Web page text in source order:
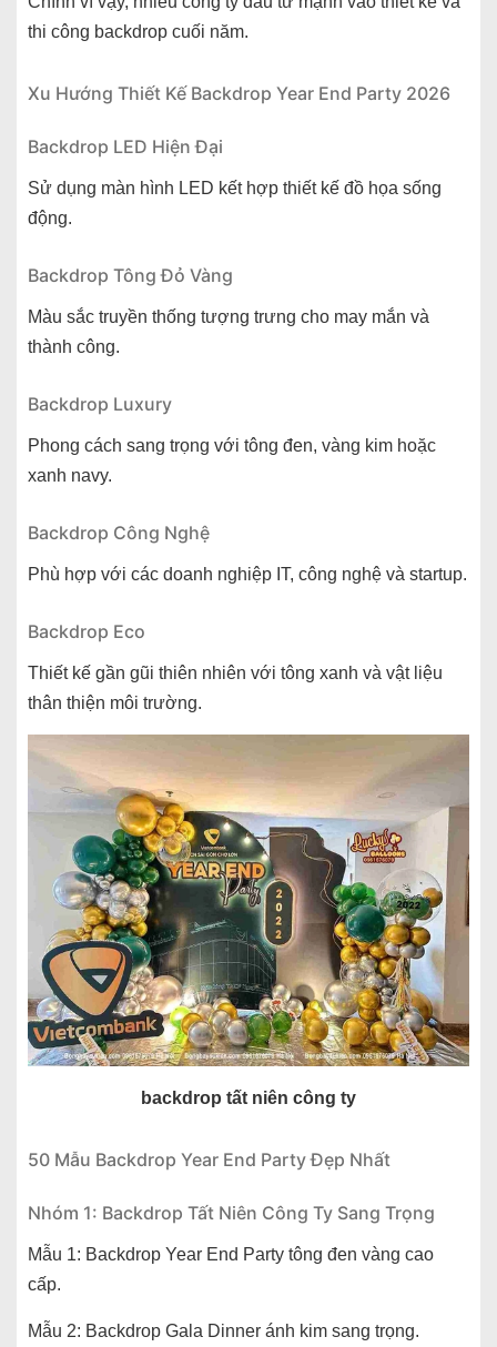
thi công backdrop cuối năm.
Xu Hướng Thiết Kế Backdrop Year End Party 2026
Backdrop LED Hiện Đại
Sử dụng màn hình LED kết hợp thiết kế đồ họa sống
động.
Backdrop Tông Đỏ Vàng
Màu sắc truyền thống tượng trưng cho may mắn và
thành công.
Backdrop Luxury
Phong cách sang trọng với tông đen, vàng kim hoặc
xanh navy.
Backdrop Công Nghệ
Phù hợp với các doanh nghiệp IT, công nghệ và startup.
Backdrop Eco
Thiết kế gần gũi thiên nhiên với tông xanh và vật liệu
thân thiện môi trường.
backdrop tất niên công ty
50 Mẫu Backdrop Year End Party Đẹp Nhất
Nhóm 1: Backdrop Tất Niên Công Ty Sang Trọng
Mẫu 1: Backdrop Year End Party tông đen vàng cao
cấp.
Mẫu 2: Backdrop Gala Dinner ánh kim sang trọng.